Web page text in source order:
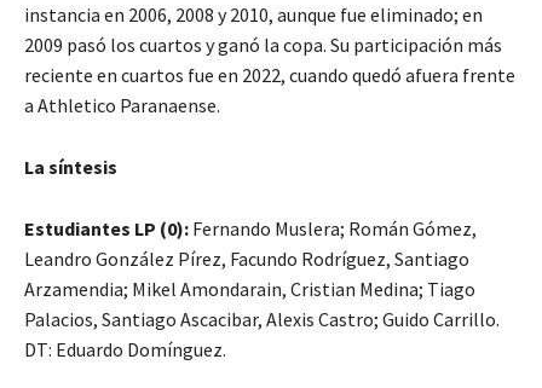
instancia en 2006, 2008 y 2010, aunque fue eliminado; en
2009 pasó los cuartos y ganó la copa. Su participación más
reciente en cuartos fue en 2022, cuando quedó afuera frente
a Athletico Paranaense.
La síntesis
Estudiantes LP (0): Fernando Muslera; Román Gómez,
Leandro González Pírez, Facundo Rodríguez, Santiago
Arzamendia; Mikel Amondarain, Cristian Medina; Tiago
Palacios, Santiago Ascacibar, Alexis Castro; Guido Carrillo.
DT: Eduardo Domínguez.